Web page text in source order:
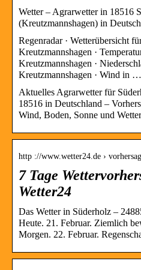
Wetter – Agrarwetter in 18516
(Kreutzmannshagen) in
Regenradar · Wetterübersicht
Kreutzmannshagen ·
Kreutzmannshagen ·
Kreutzmannshagen · Wind in …
Aktuelles Agrarwetter für
18516 in Deutschland –
Wind, Boden, Sonne und
http ://www.wetter24.de ›
7 Tage
Wetter24
Das Wetter in Süderholz –
Heute. 21. Februar. Ziemlich
Morgen. 22. Februar.